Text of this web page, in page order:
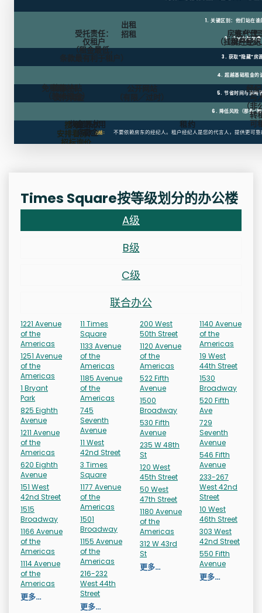
1. 关键区别：他们站在谁
房东代理
（挂牌经纪
出租
招租
租户代
（租户经
受托责任：
仅租户
（租金最低，
条款最有利于租户）
2. 几乎总是免费
3. 获取“隐藏”房
4. 超越基础租金的
房东
支付佣金
公开网站
（有限／过时）
经
与
（非
转
可
免租期
装修补贴
（装修资金） 5. 节省时间与流程
6. 降低风险（那些“
搜寻、
安排看房、
招标询价
恢复原状
条款
逾期占用
罚金
租约
总结： 不要依赖房东的经纪人。租户经纪人是您的代言人，提供更可
Times Square按等级划分的办公楼
A级
B级
C级
联合办公
1221 Avenue
of the
Americas
1251 Avenue
of the
Americas
1 Bryant
Park
825 Eighth
Avenue
1211 Avenue
of the
Americas
620 Eighth
Avenue
151 West
42nd Street
1515
Broadway
1166 Avenue
of the
Americas
1114 Avenue
of the
Americas
更多…
11 Times
Square
1133 Avenue
of the
Americas
1185 Avenue
of the
Americas
745
Seventh
Avenue
11 West
42nd Street
3 Times
Square
1177 Avenue
of the
Americas
1501
Broadway
1155 Avenue
of the
Americas
216-232
West 44th
Street
更多…
200 West
50th Street
1120 Avenue
of the
Americas
522 Fifth
Avenue
1500
Broadway
530 Fifth
Avenue
235 W 48th
St
120 West
45th Street
50 West
47th Street
1180 Avenue
of the
Americas
312 W 43rd
St
更多…
1140 Avenue
of the
Americas
19 West
44th Street
1530
Broadway
520 Fifth
Ave
729
Seventh
Avenue
546 Fifth
Avenue
233-267
West 42nd
Street
10 West
46th Street
303 West
42nd Street
550 Fifth
Avenue
更多…